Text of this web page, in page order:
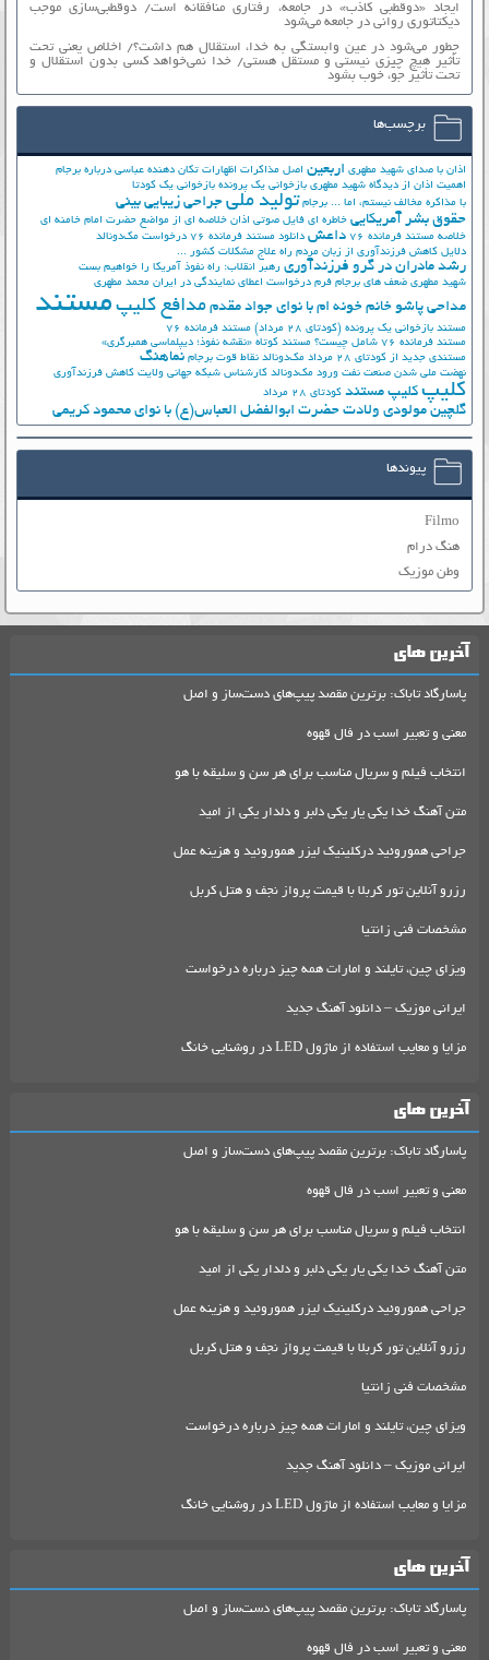
ایجاد «دوقطبی کاذب» در جامعه، رفتاری منافقانه است/ دوقطبی‌سازی موجب
دیکتاتوری روانی در جامعه می‌شود
چطور می‌شود در عین وابستگی به خدا، استقلال هم داشت؟/ اخلاص یعنی تحت
تأثیر هیچ چیزی نیستی و مستقل هستی/ خدا نمی‌خواهد کسی بدون استقلال و
تحت تأثیر جوّ، خوب بشود
برچسب‌ها
اذان با صدای شهید مطهری اربعین اصل مذاکرات اظهارات تکان دهنده عباسی درباره برجام
اهمیت اذان از دیدگاه شهید مطهری بازخوانی یک پرونده بازخوانی یک کودتا
با مذاکره مخالف نیستم، اما ... برجام تولید ملی جراحی زیبایی بینی
حقوق بشر آمریکایی خاطره ای فایل صوتی اذان خلاصه ای از مواضع حضرت امام خامنه ای
خلاصه مستند فرمانده 76
داعش دانلود مستند فرمانده 76
درخواست مک‌دونالد
دلایل کاهش فرزندآوری از زبان مردم راه علاج مشکلات کشور ...
رشد مادران در گرو فرزندآوری رهبر انقلاب: راه نفوذ آمریکا را خواهیم بست
شهید مطهری ضعف های برجام فرم درخواست اعطای نمایندگی در ایران محمد مطهری
مداحی پاشو خانم خونه ام با نوای جواد مقدم مدافع کلیپ مستند
مستند بازخوانی یک پرونده (کودتای 28 مرداد)
مستند فرمانده 76
مستند فرمانده 76 شامل چیست؟
مستند کوتاه «نقشه نفوذ؛ دیپلماسی همبرگری»
مستندی جدید از کودتای 28 مرداد
مک‌دونالد نقاط قوت برجام نماهنگ
نهضت ملي شدن صنعت نفت ورود مک‌دونالد کارشناس شبکه جهانی ولایت کاهش فرزندآوری
کلیپ کلیپ مستند کودتای 28 مرداد
گلچین مولودی ولادت حضرت ابوالفضل العباس(ع) با نوای محمود کریمی
پیوندها
Filmo
هنگ درام
وطن موزیک
آخرین های
پاسارگاد تاباک: برترین مقصد پیپ‌های دست‌ساز و اصل
معنی و تعبیر اسب در فال قهوه
انتخاب فیلم و سریال مناسب برای هر سن و سلیقه با هو
متن آهنگ خدا یکی یار یکی دلبر و دلدار یکی از امید
جراحی هموروئید درکلینیک لیزر هموروئید و هزینه عمل
رزرو آنلاین تور کربلا با قیمت پرواز نجف و هتل کربل
مشخصات فنی زانتیا
ویزای چین، تایلند و امارات همه چیز درباره درخواست
ایرانی موزیک – دانلود آهنگ جدید
مزایا و معایب استفاده از ماژول LED در روشنایی خانگ
آخرین های
پاسارگاد تاباک: برترین مقصد پیپ‌های دست‌ساز و اصل
معنی و تعبیر اسب در فال قهوه
انتخاب فیلم و سریال مناسب برای هر سن و سلیقه با هو
متن آهنگ خدا یکی یار یکی دلبر و دلدار یکی از امید
جراحی هموروئید درکلینیک لیزر هموروئید و هزینه عمل
رزرو آنلاین تور کربلا با قیمت پرواز نجف و هتل کربل
مشخصات فنی زانتیا
ویزای چین، تایلند و امارات همه چیز درباره درخواست
ایرانی موزیک – دانلود آهنگ جدید
مزایا و معایب استفاده از ماژول LED در روشنایی خانگ
آخرین های
پاسارگاد تاباک: برترین مقصد پیپ‌های دست‌ساز و اصل
معنی و تعبیر اسب در فال قهوه